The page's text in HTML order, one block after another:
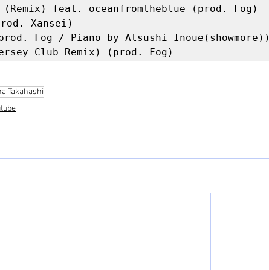
(Remix) feat. oceanfromtheblue (prod. Fog)
Xansei)
Fog / Piano by Atsushi Inoue(showmore))
Takahashi